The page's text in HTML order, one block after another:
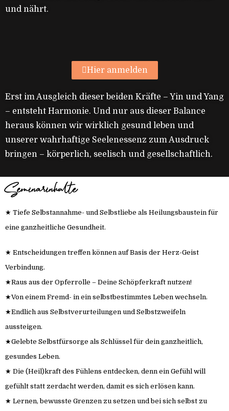
und nährt.
Hier anmelden
Erst im Ausgleich dieser beiden Kräfte – Yin und Yang
– entsteht Harmonie. Und nur aus dieser Balance
heraus können wir wirklich gesund leben und
unserer wahrhaftige Seelenessenz zum Ausdruck
bringen – körperlich, seelisch und gesellschaftlich.
Seminarinhalte
★ Tiefe Selbstannahme- und Selbstliebe als Heilungsbaustein für
eine ganzheitliche Gesundheit.
★ Entscheidungen treffen können auf Basis der Herz-Geist
Verbindung.
★Raus aus der Opferrolle – Deine Schöpferkraft nutzen!
★Von einem Fremd- in ein selbstbestimmtes Leben wechseln.
★Endlich aus Selbstverurteilungen und Selbstzweifeln
aussteigen.
★Gelebte Selbstfürsorge als Schlüssel für dein ganzheitlich,
gesundes Leben.
★ Die (Heil)kraft des Fühlens entdecken, denn ein Gefühl will
gefühlt statt zerdacht werden, damit es sich erlösen kann.
★ Lernen, bewusste Grenzen zu setzen und bei sich selbst zu